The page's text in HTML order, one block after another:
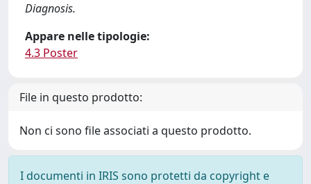
Diagnosis.
Appare nelle tipologie:
4.3 Poster
File in questo prodotto:
Non ci sono file associati a questo prodotto.
I documenti in IRIS sono protetti da copyright e